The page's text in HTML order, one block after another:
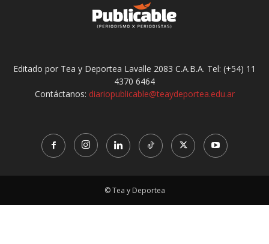
Editado por Tea y Deportea Lavalle 2083 C.A.B.A. Tel: (+54) 11
4370 6464
Contáctanos: diariopublicable@teaydeportea.edu.ar
© Tea y Deportea